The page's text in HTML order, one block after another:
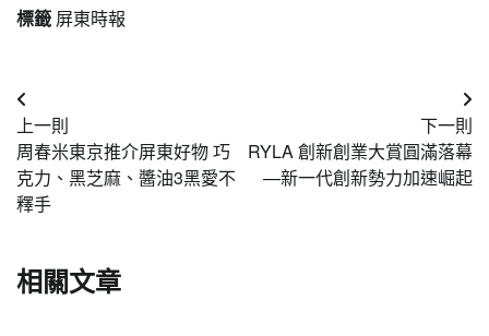
標籤 屏東時報
文
章
導
覽
上一則
周春米東京推介屏東好物 巧
克力、黑芝麻、醬油3黑愛不
釋手
下一則
RYLA 創新創業大賞圓滿落幕
—新一代創新勢力加速崛起
相關文章